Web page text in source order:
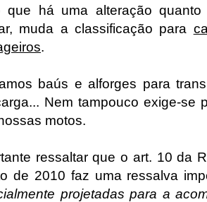
que há uma alteração
muda a classificação para
.
baús e alforges para
Nem tampouco exige-se
motos.
ressaltar que o art. 10 da
de 2010 faz uma ressalva
projetadas para a